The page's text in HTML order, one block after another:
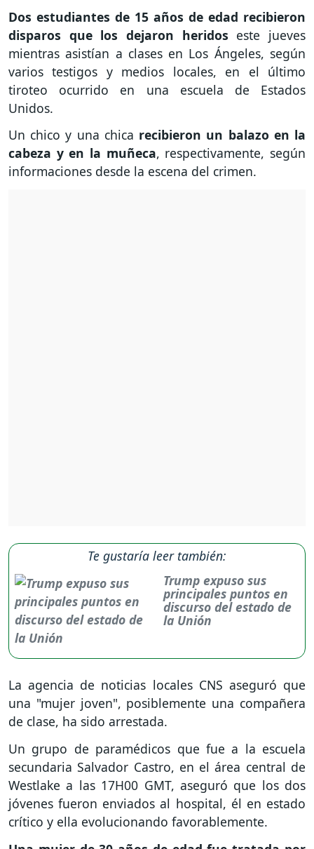
Dos estudiantes de 15 años de edad recibieron
disparos que los dejaron heridos este jueves
mientras asistían a clases en Los Ángeles, según
varios testigos y medios locales, en el último
tiroteo ocurrido en una escuela de Estados
Unidos.
Un chico y una chica recibieron un balazo en la
cabeza y en la muñeca, respectivamente, según
informaciones desde la escena del crimen.
Te gustaría leer también:
Trump expuso sus
principales puntos en
discurso del estado de
la Unión
La agencia de noticias locales CNS aseguró que
una "mujer joven", posiblemente una compañera
de clase, ha sido arrestada.
Un grupo de paramédicos que fue a la escuela
secundaria Salvador Castro, en el área central de
Westlake a las 17H00 GMT, aseguró que los dos
jóvenes fueron enviados al hospital, él en estado
crítico y ella evolucionando favorablemente.